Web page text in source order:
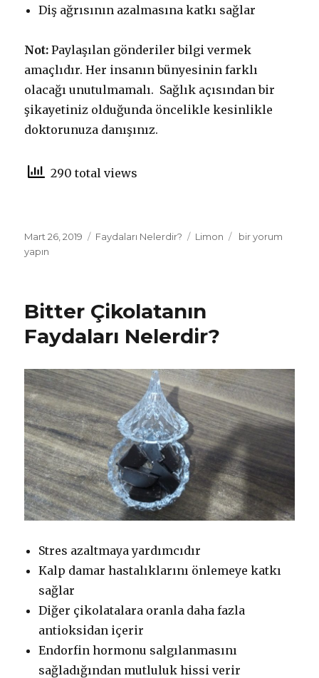
Diş ağrısının azalmasına katkı sağlar
Not: Paylaşılan gönderiler bilgi vermek
amaçlıdır. Her insanın bünyesinin farklı
olacağı unutulmamalı. Sağlık açısından bir
şikayetiniz olduğunda öncelikle kesinlikle
doktorunuza danışınız.
290 total views
Yayın
tarihi
Mart 26, 2019 Kategoriler
Faydaları Nelerdir? Etiketler
Limon
Limonun
bir yorum
yapın
Bitter Çikolatanın
Faydaları Nelerdir?
Stres azaltmaya yardımcıdır
Kalp damar hastalıklarını önlemeye katkı
sağlar
Diğer çikolatalara oranla daha fazla
antioksidan içerir
Endorfin hormonu salgılanmasını
sağladığından mutluluk hissi verir